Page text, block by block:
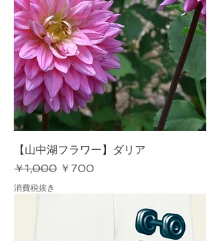
【山中湖フラワー】ダリア
通常価格
￥1,000 セール価格
￥700
消費税抜き